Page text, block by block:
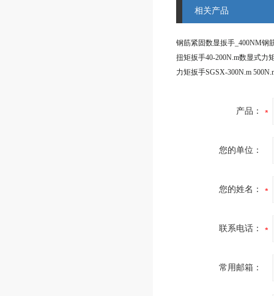
相关产品
产品：
您的单位：
您的姓名：
联系电话：
常用邮箱：